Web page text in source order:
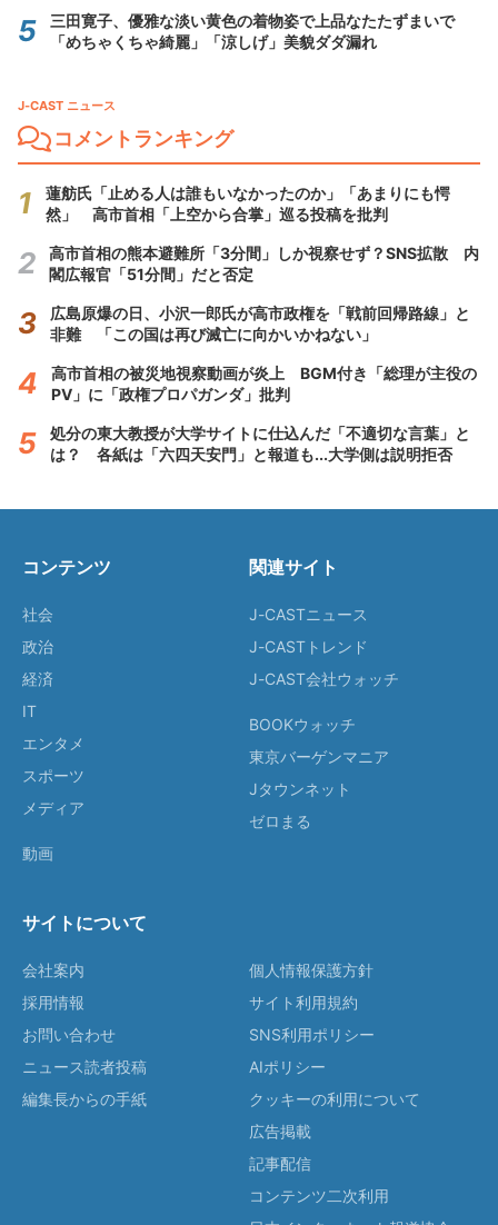
三田寛子、優雅な淡い黄色の着物姿で上品なたたずまいで
「めちゃくちゃ綺麗」「涼しげ」美貌ダダ漏れ
J-CAST ニュース
コメントランキング
蓮舫氏「止める人は誰もいなかったのか」「あまりにも愕
然」 高市首相「上空から合掌」巡る投稿を批判
高市首相の熊本避難所「3分間」しか視察せず？SNS拡散 内
閣広報官「51分間」だと否定
広島原爆の日、小沢一郎氏が高市政権を「戦前回帰路線」と
非難 「この国は再び滅亡に向かいかねない」
高市首相の被災地視察動画が炎上 BGM付き「総理が主役の
PV」に「政権プロパガンダ」批判
処分の東大教授が大学サイトに仕込んだ「不適切な言葉」と
は？ 各紙は「六四天安門」と報道も...大学側は説明拒否
コンテンツ
社会
政治
経済
IT
エンタメ
スポーツ
メディア
動画
関連サイト
J-CASTニュース
J-CASTトレンド
J-CAST会社ウォッチ
BOOKウォッチ
東京バーゲンマニア
Jタウンネット
ゼロまる
サイトについて
会社案内
採用情報
お問い合わせ
ニュース読者投稿
編集長からの手紙
個人情報保護方針
サイト利用規約
SNS利用ポリシー
AIポリシー
クッキーの利用について
広告掲載
記事配信
コンテンツ二次利用